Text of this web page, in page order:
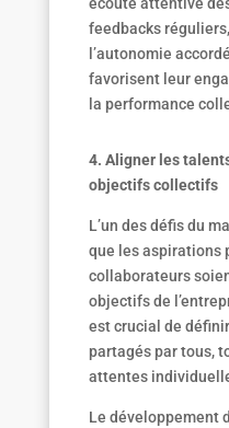
feedbacks
l’autonomie
favorisent leur
la performance
4. Aligner les
objectifs collectifs
L’un des défis du
que les aspirations
collaborateurs
objectifs de
est crucial de
partagés par tous,
attentes
Le développement